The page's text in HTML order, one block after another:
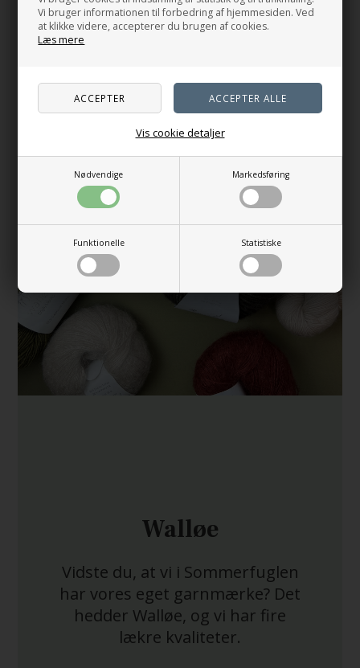
Vi bruger informationen til forbedring af hjemmesiden. Ved
at klikke videre, accepterer du brugen af cookies.
Læs mere
Nødvendige Markedsføring
Funktionelle Statistiske
Vis cookie detaljer
På lager
M-L XL-2XL 3XL
Vælg variant
Walløe
Vidste du, at vi i Sommerfuglen
har vores eget garnmærke? Det
hedder Walløe, og vi har fire
lækre kvaliteter.